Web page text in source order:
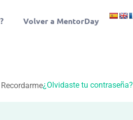
Volver a MentorDay
¿Olvidaste tu contraseña?